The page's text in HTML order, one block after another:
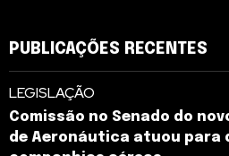
PUBLICAÇÕES RECENTES
LEGISLAÇÃO
Comissão no Senado do
de Aeronáutica atuou para